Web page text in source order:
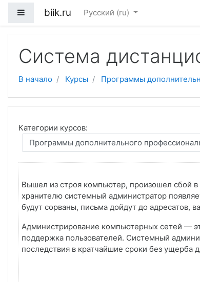
Боковая панель
biik.ru Русский ‎(ru)‎
Система
В начало Курсы Программы
Категории курсов:
Вышел из строя компьютер, произошел сбой в
хранителю системный администратор
будут сорваны, письма дойдут до адресатов,
Администрирование компьютерных сетей —
поддержка пользователей. Системный
последствия в кратчайшие сроки без ущерба